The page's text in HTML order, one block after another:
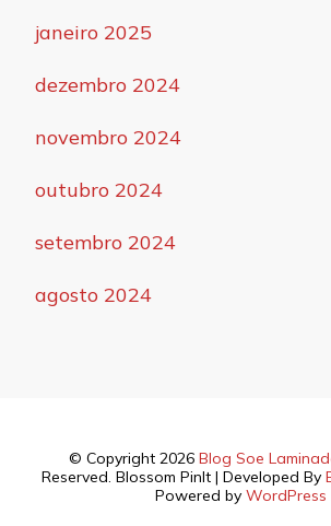
janeiro 2025
dezembro 2024
novembro 2024
outubro 2024
setembro 2024
agosto 2024
© Copyright 2026 Blog Soe
Reserved. Blossom PinIt | Developed By
Powered by WordPress